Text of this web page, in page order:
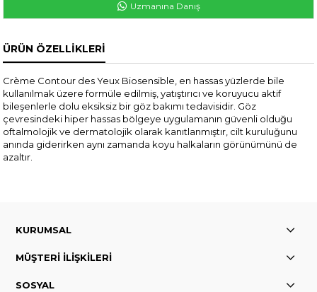
Uzmanına Danış
ÜRÜN ÖZELLIKLERI
Crème Contour des Yeux Biosensible, en hassas yüzlerde bile
kullanılmak üzere formüle edilmiş, yatıştırıcı ve koruyucu aktif
bileşenlerle dolu eksiksiz bir göz bakımı tedavisidir. Göz
çevresindeki hiper hassas bölgeye uygulamanın güvenli olduğu
oftalmolojik ve dermatolojik olarak kanıtlanmıştır, cilt kuruluğunu
anında giderirken aynı zamanda koyu halkaların görünümünü de
azaltır.
KURUMSAL
MÜŞTERİ İLİŞKİLERİ
SOSYAL